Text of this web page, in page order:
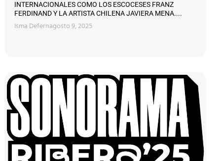
INTERNACIONALES COMO LOS ESCOCESES FRANZ
FERDINAND Y LA ARTISTA CHILENA JAVIERA MENA....
Isma Defernagosto 9, 2025